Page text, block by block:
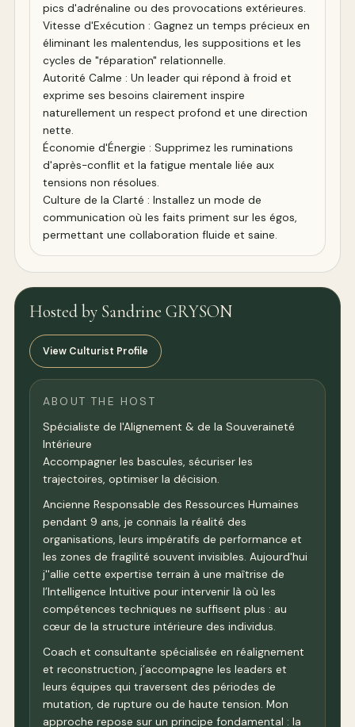
pics d'adrénaline ou des provocations extérieures.
Vitesse d'Exécution : Gagnez un temps précieux en
éliminant les malentendus, les suppositions et les
cycles de "réparation" relationnelle.
Autorité Calme : Un leader qui répond à froid et
exprime ses besoins clairement inspire
naturellement un respect profond et une direction
nette.
Économie d'Énergie : Supprimez les ruminations
d'après-conflit et la fatigue mentale liée aux
tensions non résolues.
Culture de la Clarté : Installez un mode de
communication où les faits priment sur les égos,
permettant une collaboration fluide et saine.
Hosted by Sandrine GRYSON
View Culturist Profile
ABOUT THE HOST
Spécialiste de l'Alignement & de la Souveraineté
Intérieure
Accompagner les bascules, sécuriser les
trajectoires, optimiser la décision.
Ancienne Responsable des Ressources Humaines
pendant 9 ans, je connais la réalité des
organisations, leurs impératifs de performance et
les zones de fragilité souvent invisibles. Aujourd'hui
j''allie cette expertise terrain à une maîtrise de
l’Intelligence Intuitive pour intervenir là où les
compétences techniques ne suffisent plus : au
cœur de la structure intérieure des individus.
Coach et consultante spécialisée en réalignement
et reconstruction, j’accompagne les leaders et
leurs équipes qui traversent des périodes de
mutation, de rupture ou de haute tension. Mon
approche repose sur un principe fondamental : la